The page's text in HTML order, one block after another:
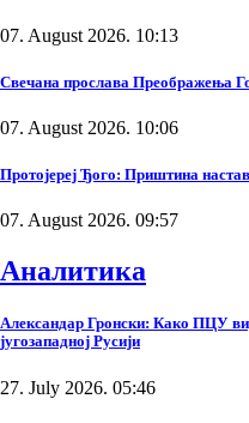
07. August 2026. 10:13
Свечана прослава Преображења
07. August 2026. 10:06
Протојереј Ђого: Приштина
07. August 2026. 09:57
Аналитика
Александар Гронски: Како ПЦУ
југозападној Русији
27. July 2026. 05:46